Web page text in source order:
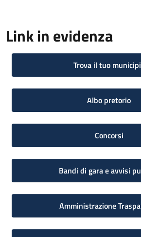
Link in evidenza
Trova il tuo
Albo pretorio
Concorsi
Bandi di gara e avvisi
Amministrazione